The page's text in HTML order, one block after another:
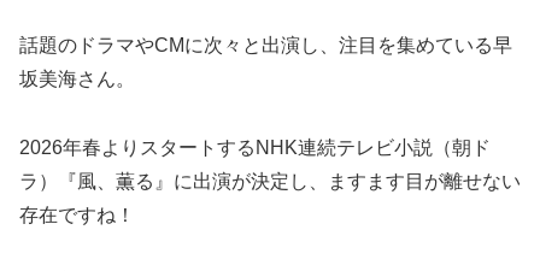
話題のドラマやCMに次々と出演し、注目を集めている早
坂美海さん。
2026年春よりスタートするNHK連続テレビ小説（朝ド
ラ）『風、薫る』に出演が決定し、ますます目が離せない
存在ですね！